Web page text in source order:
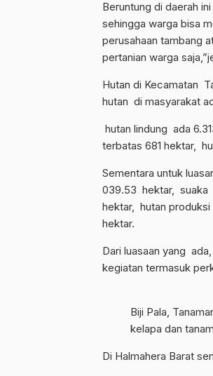
Beruntung di daerah
sehingga warga bisa
perusahaan tambang
pertanian warga
Hutan di Kecamatan
hutan di masyarakat
hutan lindung ada
terbatas 681 hektar,
Sementara untuk
039.53 hektar, suaka
hektar, hutan
hektar.
Dari luasaan yang
kegiatan termasuk
Biji Pala,
kelapa dan
Di Halmahera Barat